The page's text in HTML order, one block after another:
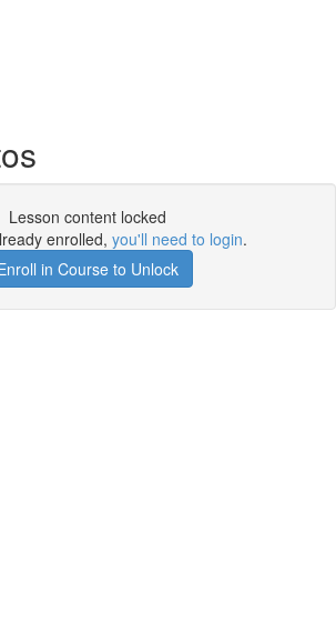
Lesson content locked
enrolled, you'll need to login.
in Course to Unlock